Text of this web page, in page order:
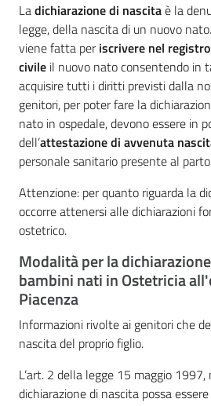
Come
fare
per...
Strutture
e
territorio
Studiare
a
Piacenza
Costruiamo
Salute
Ladichiarazione di nascitaè la
legge, della nascita di un nuovo
viene fatta periscrivere nel
civile il nuovo nato consentendo in
acquisire tutti i diritti previsti dalla
genitori, per poter fare la
nato in ospedale, devono essere in
dell’attestazione di avvenuta
personale sanitario presente al parto
Attenzione: per quanto riguarda la
occorre attenersi alle dichiarazioni
ostetrico.
Modalità per la
bambini nati in Ostetricia
Piacenza
Informazioni rivolte ai genitori che
nascita del proprio figlio.
L’art. 2 della legge 15 maggio
dichiarazione di nascita possa